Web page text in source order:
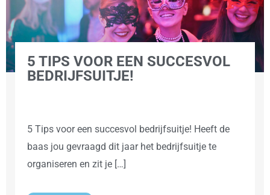
5 TIPS VOOR EEN SUCCESVOL
BEDRIJFSUITJE!
5 Tips voor een succesvol bedrijfsuitje! Heeft de
baas jou gevraagd dit jaar het bedrijfsuitje te
organiseren en zit je […]